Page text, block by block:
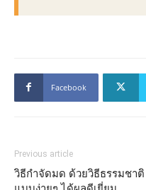
Facebook
Previous article
วิธีกำจัดมด ด้วยวิธีธรรมชาติ